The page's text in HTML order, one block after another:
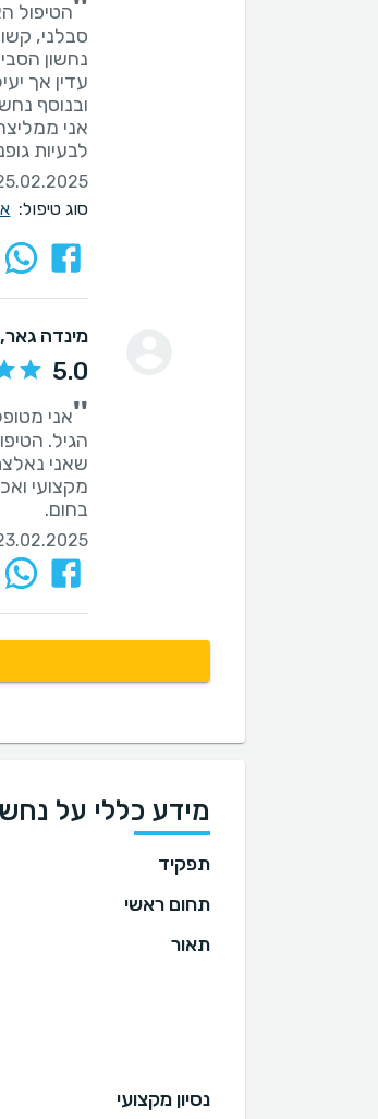
''הטיפול
נחשון
עדין אך
אני
לבעיות
סוג טיפול:
מינדה גאר
5.0
''אני
הגיל.
שאני
מקצועי
בחום.
מידע כללי על
תפקיד
תחום ראשי
תאור
נסיון מקצועי